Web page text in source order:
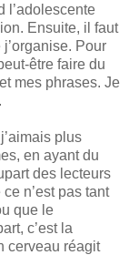
l’adolescente
Ensuite, il faut
j’organise. Pour
être faire du
mes phrases. Je
plus
en ayant du
des lecteurs
n’est pas tant
que le
c’est la
cerveau réagit